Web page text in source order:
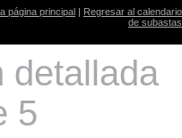
página principal | Regresar al calendario
de subastas
detallada
5